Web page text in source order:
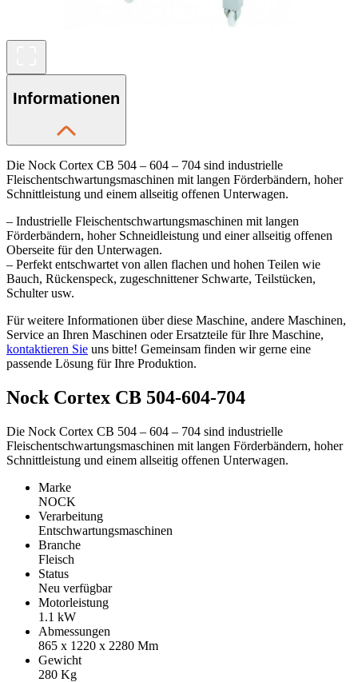
Informationen
Die Nock Cortex CB 504 – 604 – 704 sind industrielle
Fleischentschwartungsmaschinen mit langen Förderbändern, hoher
Schnittleistung und einem allseitig offenen Unterwagen.
– Industrielle Fleischentschwartungsmaschinen mit langen
Förderbändern, hoher Schneidleistung und einer allseitig offenen
Oberseite für den Unterwagen.
– Perfekt entschwartet von allen flachen und hohen Teilen wie
Bauch, Rückenspeck, zugeschnittener Schwarte, Teilstücken,
Schulter usw.
Für weitere Informationen über diese Maschine, andere Maschinen,
Service an Ihren Maschinen oder Ersatzteile für Ihre Maschine,
kontaktieren Sie uns bitte! Gemeinsam finden wir gerne eine
passende Lösung für Ihre Produktion.
Nock Cortex CB 504-604-704
Die Nock Cortex CB 504 – 604 – 704 sind industrielle
Fleischentschwartungsmaschinen mit langen Förderbändern, hoher
Schnittleistung und einem allseitig offenen Unterwagen.
Marke
NOCK
Verarbeitung
Entschwartungsmaschinen
Branche
Fleisch
Status
Neu verfügbar
Motorleistung
1.1 kW
Abmessungen
865 x 1220 x 2280 Mm
Gewicht
280 Kg